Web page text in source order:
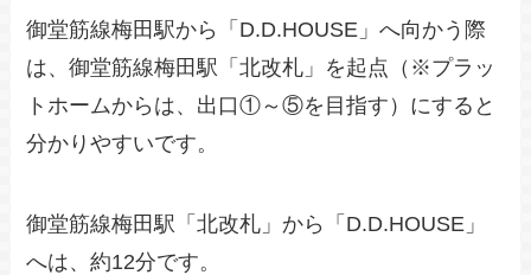
御堂筋線梅田駅から「D.D.HOUSE」へ向かう際
は、御堂筋線梅田駅「北改札」を起点（※プラッ
トホームからは、出口①～⑤を目指す）にすると
分かりやすいです。
御堂筋線梅田駅「北改札」から「D.D.HOUSE」
へは、約12分です。